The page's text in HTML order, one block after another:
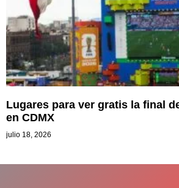
Lugares para ver gratis la final
en CDMX
julio 18, 2026